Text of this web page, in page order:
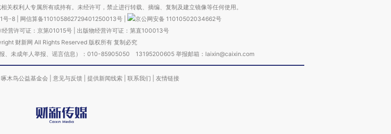
关权利人专属所有或持有。未经许可，禁止进行转载、摘编、复制及建立镜像等任何使用。
号-8 网信算备110105862729401250013号
京公网安备 11010502034662号
经营许可证：京第01015号| 出版物经营许可证：第直100013号
财新网 All Rights Reserved 版权所有 复制必究
、未成年人举报、谣言信息）：010-85905050 13195200605 举报邮箱：laixin@caixin.com
啄木鸟公益基金会 意见与反馈 提供新闻线索 联系我们 友情链接